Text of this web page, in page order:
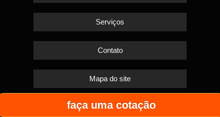
faça uma cotação
Serviços
Contato
Mapa do site